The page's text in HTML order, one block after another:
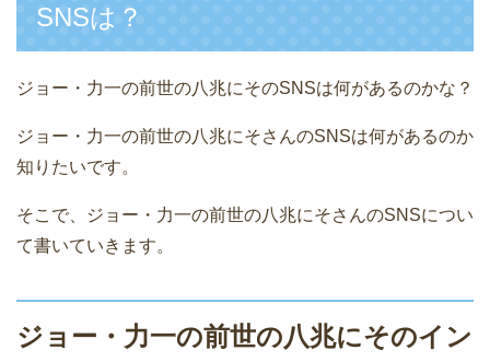
SNSは？
ジョー・力一の前世の八兆にそのSNSは何があるのかな？
ジョー・力一の前世の八兆にそさんのSNSは何があるのか
知りたいです。
そこで、ジョー・力一の前世の八兆にそさんのSNSについ
て書いていきます。
ジョー・力一の前世の八兆にそのイン